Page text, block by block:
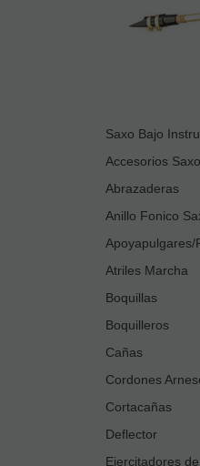
Saxo Bajo
Accesorios
Abrazaderas
Anillo Fonico
Apoyapulgares/
Atriles Marcha
Boquillas
Boquilleros
Cañas
Cordones
Cortacañas
Deflector
Ejercitadores